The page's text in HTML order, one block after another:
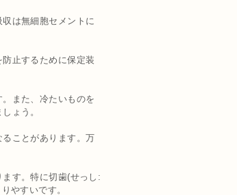
は無細胞セメントに
止するために保定装
また、冷たいものを
ょう。
ことがあります。万
す。特に切歯(せっし:
やすいです。